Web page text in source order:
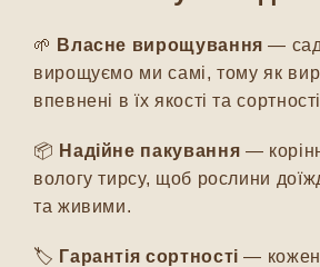
🌱 Власне вирощування —
вирощуємо ми самі, тому як
впевнені в їх якості та
📦 Надійне пакування —
вологу тирсу, щоб рослини
та живими.
🏷️ Гарантія сортності —